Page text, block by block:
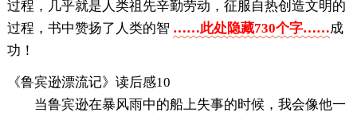
过程，几乎就是人类祖先辛勤劳动，征服自热创造文明的
过程，书中赞扬了人类的智 ……此处隐藏730个字……成
功！
《鲁宾逊漂流记》读后感10
当鲁宾逊在暴风雨中的船上失事的时候，我会像他一